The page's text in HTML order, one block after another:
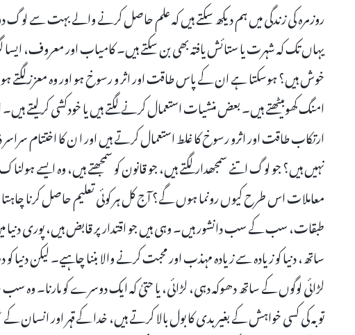
روزمرہ کی زندگی میں ہم دیکھ سکتے ہیں کہ علم حاصل کرنے والے بہت سے لوگ
یہاں تک کہ شہرت یا ستائش یافتہ بھی بن سکتے ہیں۔ کامیاب اور معروف،
خوش ہیں؟ ہوسکتا ہے ان کے پاس طاقت اور اثر و رسوخ ہو اور وہ معززلگتے
امنگ کھوبیٹھتے ہیں۔ بعض منشیات استعمال کرنے لگتے ہیں یا خودکشی کرلیتے
ارتکاب طاقت اور اثرو رسوخ کا غلط استعمال کرتے ہیں اور ا ن کا اختتام
نہیں ہیں؟ جو لوگ اتنے سمجھدار لگتے ہیں، جو قانون کو سمجھتے ہیں، وہ ایسے
معاملات اس طرح کیوں رونما ہوں گے؟ آج کل ہر کوئی تعلیم حاصل کرنا
طبقات، سب کے سب دانشور ہیں۔ وہی ہیں جو اقتدار پر قابض ہیں، پوری دنیا
ساتھ، دنیا کو زیادہ سے زیادہ مہذب اور محبت کرنے والا بننا چاہیے۔ لیکن
لڑائی لوگوں کے ساتھ دھوکہ دہی، لڑائی، یا حتیٰ کہ ایک دوسرے کو مارنا۔
توبہ کی کسی خواہش کے بغیر بدی کا بول بالا کرتے ہیں، خدا کےقہر اور